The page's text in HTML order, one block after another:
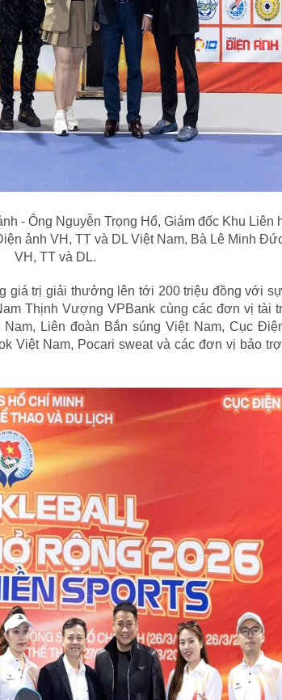
- Ông Nguyễn Trọng Hổ, Giám đốc Khu Liên
ảnh VH, TT và DL Việt Nam, Bà Lê Minh
VH, TT và DL.
giá trị giải thưởng lên tới 200 triệu đồng với
Thịnh Vượng VPBank cùng các đơn vị tài
Liên đoàn Bắn súng Việt Nam, Cục
Việt Nam, Pocari sweat và các đơn vị bảo